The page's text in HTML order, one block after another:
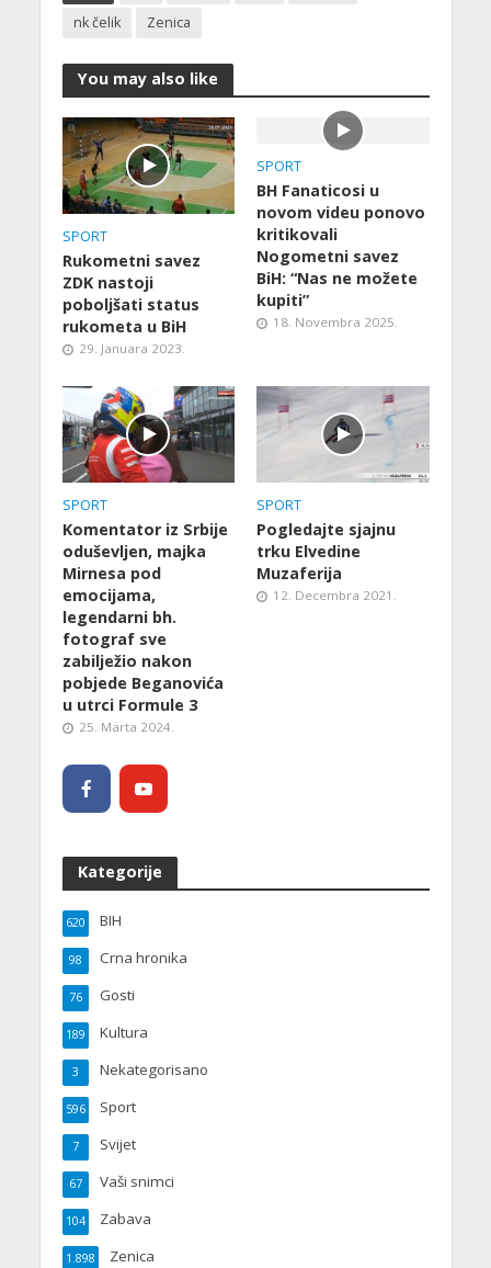
nk čelik
Zenica
You may also like
SPORT
Rukometni savez
ZDK nastoji
poboljšati status
rukometa u BiH
29. Januara 2023.
SPORT
BH Fanaticosi u
novom videu ponovo
kritikovali
Nogometni savez
BiH: “Nas ne možete
kupiti”
18. Novembra 2025.
SPORT
Komentator iz Srbije
oduševljen, majka
Mirnesa pod
emocijama,
legendarni bh.
fotograf sve
zabilježio nakon
pobjede Beganovića
u utrci Formule 3
25. Marta 2024.
SPORT
Pogledajte sjajnu
trku Elvedine
Muzaferija
12. Decembra 2021.
Kategorije
BIH
620
Crna hronika
98
Gosti
76
Kultura
189
Nekategorisano
3
Sport
596
Svijet
7
Vaši snimci
67
Zabava
104
Zenica
1.898